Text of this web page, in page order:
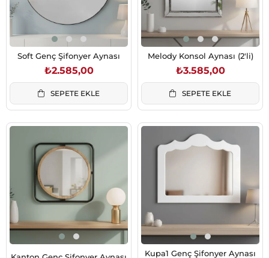
Soft Genç Şifonyer Aynası
₺2.585,00
SEPETE EKLE
Melody Konsol Aynası (2'li)
₺3.585,00
SEPETE EKLE
Kupa1 Genç Şifonyer Aynası